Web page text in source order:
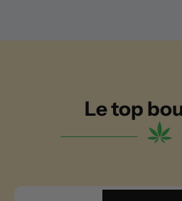
Le top